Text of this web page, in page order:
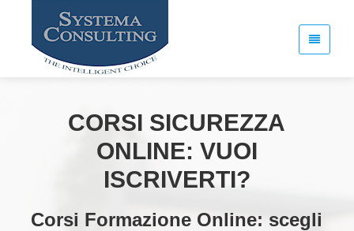
CORSI SICUREZZA
ONLINE: VUOI
ISCRIVERTI?
Corsi Formazione Online: scegli